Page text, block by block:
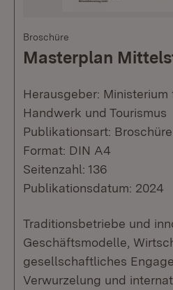
Broschüre
Masterplan
Herausgeber: Ministerium
Handwerk und Tourismus
Publikationsart: Broschüre
Format: DIN A4
Seitenzahl: 136
Publikationsdatum: 2024
Traditionsbetriebe und
Geschäftsmodelle,
gesellschaftliches
Verwurzelung und